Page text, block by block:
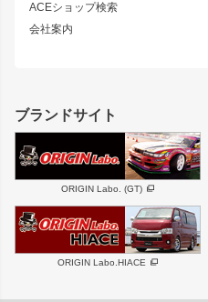
ACEショップ検索
会社案内
スズキ
GS350
SC
スバル
軽自動車
MUD-S7
MUD-SR7
ボンネット
フェンダー
サイドパーツ
ハイエースパーツ
ホイール
DAYTONA-RS
エアロシリーズ
ブランドサイト
ORIGIN Labo. (GT)
ORIGIN Labo.HIACE